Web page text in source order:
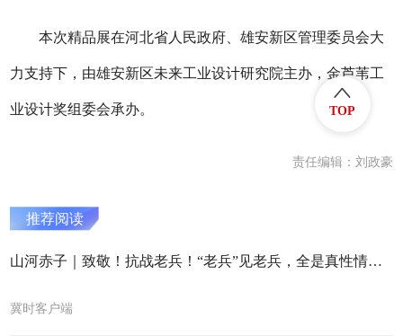
本次精品展在河北省人民政府、雄安新区管理委员会大
力支持下，由雄安新区未来工业设计研究院主办，金芦苇工
业设计奖组委会承办。
责任编辑：刘政豪
推荐阅读
山河赤子｜致敬！抗战老兵！“老兵”见老兵，全是真性情！我们一起看今日之盛世中国
冀时客户端
TOP